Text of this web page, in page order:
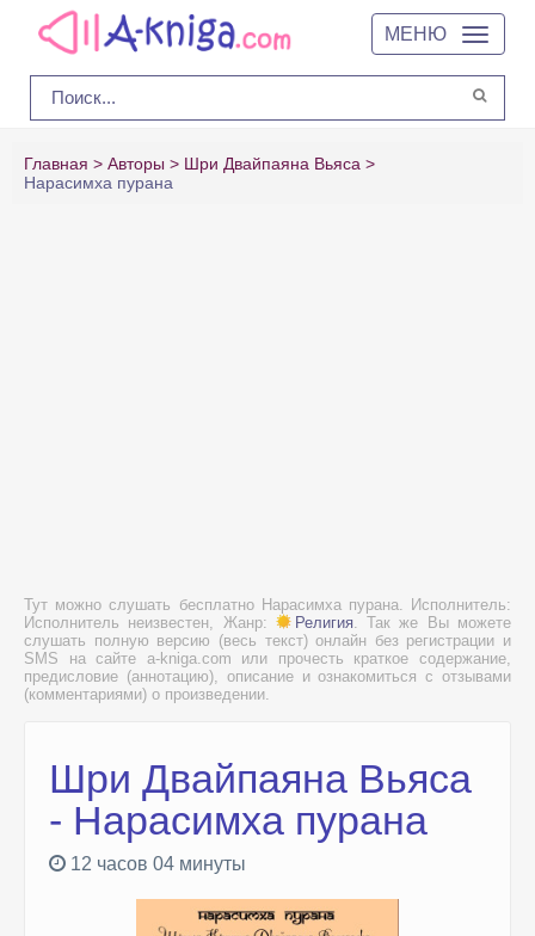
МЕНЮ
Главная Авторы
Шри Двайпаяна Вьяса
Нарасимха пурана
Тут можно слушать бесплатно Нарасимха пурана. Исполнитель:
Исполнитель неизвестен, Жанр:
Религия. Так же Вы можете
слушать полную версию (весь текст) онлайн без регистрации и
SMS на сайте a-kniga.com или прочесть краткое содержание,
предисловие (аннотацию), описание и ознакомиться с отзывами
(комментариями) о произведении.
Шри Двайпаяна Вьяса
- Нарасимха пурана
12 часов 04 минуты